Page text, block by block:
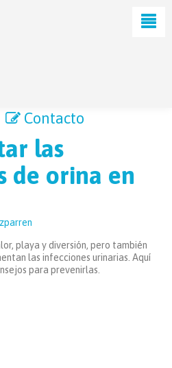
Contacto
las
de orina en
playa y diversión, pero también
las infecciones urinarias. Aquí
para prevenirlas.